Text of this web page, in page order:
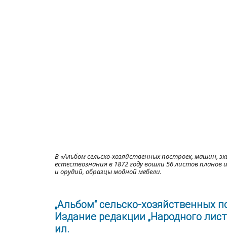
В «Альбом сельско-хозяйственных построек, машин,
естествознания в 1872 году вошли 56 листов планов
и орудий, образцы модной мебели.
„Альбом“ сельско-
Издание редакции „Народного
ил.